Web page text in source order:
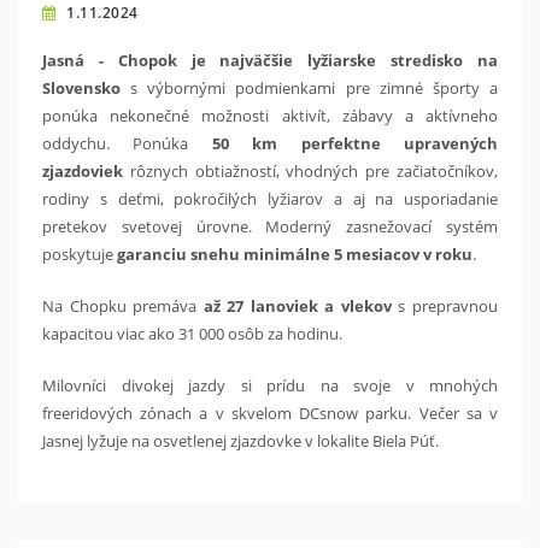
1.11.2024
Jasná - Chopok je najväčšie lyžiarske stredisko na
Slovensko s výbornými podmienkami pre zimné športy a
ponúka nekonečné možnosti aktivít, zábavy a aktívneho
oddychu. Ponúka
50 km perfektne upravených
zjazdoviek rôznych obtiažností, vhodných pre začiatočníkov,
rodiny s deťmi, pokročilých lyžiarov a aj na usporiadanie
pretekov svetovej úrovne. Moderný zasnežovací systém
poskytujegaranciu snehu minimálne 5 mesiacov v roku.
Na Chopku premáva až 27 lanoviek a vlekov s prepravnou
kapacitou viac ako 31 000 osôb za hodinu.
Milovníci divokej jazdy si prídu na svoje v mnohých
freeridových zónach a v skvelom DCsnow parku. Večer sa v
Jasnej lyžuje na osvetlenej zjazdovke v lokalite Biela Púť.